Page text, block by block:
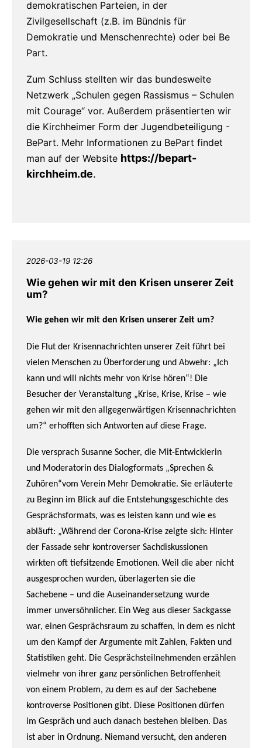
demokratischen Parteien, in der
Zivilgesellschaft (z.B. im Bündnis für
Demokratie und Menschenrechte) oder bei Be
Part.
Zum Schluss stellten wir das bundesweite
Netzwerk „Schulen gegen Rassismus – Schulen
mit Courage“ vor. Außerdem präsentierten wir
die Kirchheimer Form der Jugendbeteiligung -
BePart. Mehr Informationen zu BePart findet
man auf der Website https://bepart-
kirchheim.de.
2026-03-19 12:26
Wie gehen wir mit den Krisen unserer Zeit
um?
Wie gehen wir mit den Krisen unserer Zeit um?
Die Flut der Krisennachrichten unserer Zeit führt bei
vielen Menschen zu Überforderung und Abwehr: „Ich
kann und will nichts mehr von Krise hören“! Die
Besucher der Veranstaltung „Krise, Krise, Krise – wie
gehen wir mit den allgegenwärtigen Krisennachrichten
um?“ erhofften sich Antworten auf diese Frage.
Die versprach Susanne Socher, die Mit-Entwicklerin
und Moderatorin des Dialogformats „Sprechen &
Zuhören“vom Verein Mehr Demokratie. Sie erläuterte
zu Beginn im Blick auf die Entstehungsgeschichte des
Gesprächsformats, was es leisten kann und wie es
abläuft: „Während der Corona-Krise zeigte sich: Hinter
der Fassade sehr kontroverser Sachdiskussionen
wirkten oft tiefsitzende Emotionen. Weil die aber nicht
ausgesprochen wurden, überlagerten sie die
Sachebene – und die Auseinandersetzung wurde
immer unversöhnlicher. Ein Weg aus dieser Sackgasse
war, einen Gesprächsraum zu schaffen, in dem es nicht
um den Kampf der Argumente mit Zahlen, Fakten und
Statistiken geht. Die Gesprächsteilnehmenden erzählen
vielmehr von ihrer ganz persönlichen Betroffenheit
von einem Problem, zu dem es auf der Sachebene
kontroverse Positionen gibt. Diese Positionen dürfen
im Gespräch und auch danach bestehen bleiben. Das
ist aber in Ordnung. Niemand versucht, den anderen